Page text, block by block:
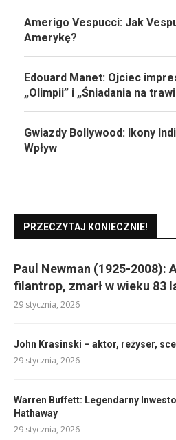
Amerigo Vespucci: Jak
Amerykę?
Edouard Manet: Ojciec
„Olimpii” i „Śniadania na
Gwiazdy Bollywood: Ikony
Wpływ
PRZECZYTAJ KONIECZNIE!
Paul Newman (1925-2008):
filantrop, zmarł w wieku 83
29 stycznia, 2026
John Krasinski – aktor, reżyser,
29 stycznia, 2026
Warren Buffett: Legendarny
Hathaway
29 stycznia, 2026